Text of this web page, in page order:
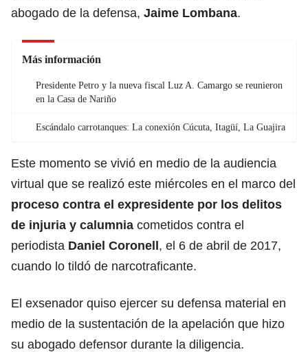
abogado de la defensa, Jaime Lombana.
Más información
Presidente Petro y la nueva fiscal Luz A. Camargo se reunieron
en la Casa de Nariño
Escándalo carrotanques: La conexión Cúcuta, Itagüí, La Guajira
Este momento se vivió en medio de la audiencia
virtual que se realizó este miércoles en el marco del
proceso contra el expresidente por los delitos
de injuria y calumnia cometidos contra el
periodista Daniel Coronell, el 6 de abril de 2017,
cuando lo tildó de narcotraficante.
El exsenador quiso ejercer su defensa material en
medio de la sustentación de la apelación que hizo
su abogado defensor durante la diligencia.